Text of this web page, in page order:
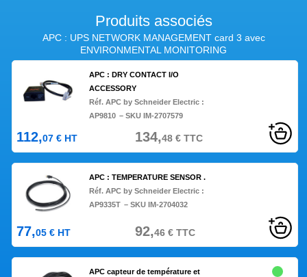
Produits associés
APC : UPS NETWORK MANAGEMENT card 3 avec
ENVIRONMENTAL MONITORING
APC : DRY CONTACT I/O
ACCESSORY
Réf. APC by Schneider Electric :
AP9810 – SKU IM-2707579
112,07 € HT 134,48€TTC
APC : TEMPERATURE SENSOR .
Réf. APC by Schneider Electric :
AP9335T – SKU IM-2704032
77,05 € HT 92,46€TTC
APC capteur de température et